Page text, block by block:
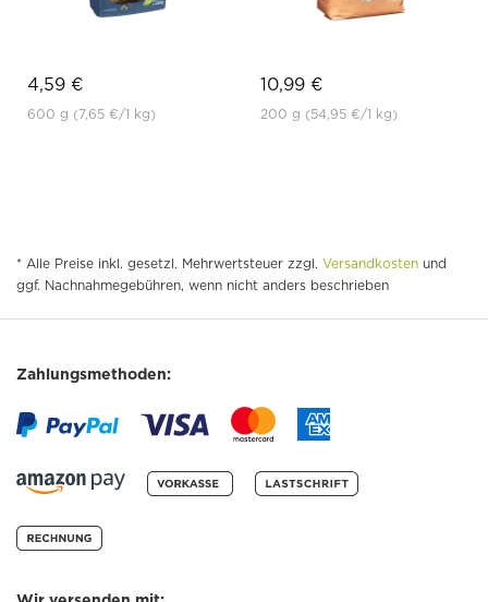
4,59 €
600 g (7,65 €/1 kg)
10,99 €
200 g (54,95 €/1 kg)
* Alle Preise inkl. gesetzl. Mehrwertsteuer zzgl. Versandkosten und
ggf. Nachnahmegebühren, wenn nicht anders beschrieben
Zahlungsmethoden: